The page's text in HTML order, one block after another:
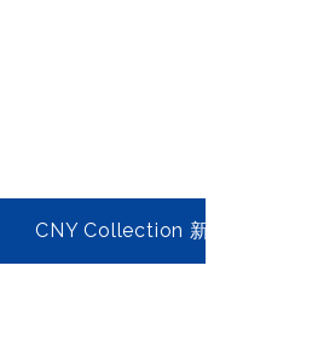
CNY Collection 新春年貨